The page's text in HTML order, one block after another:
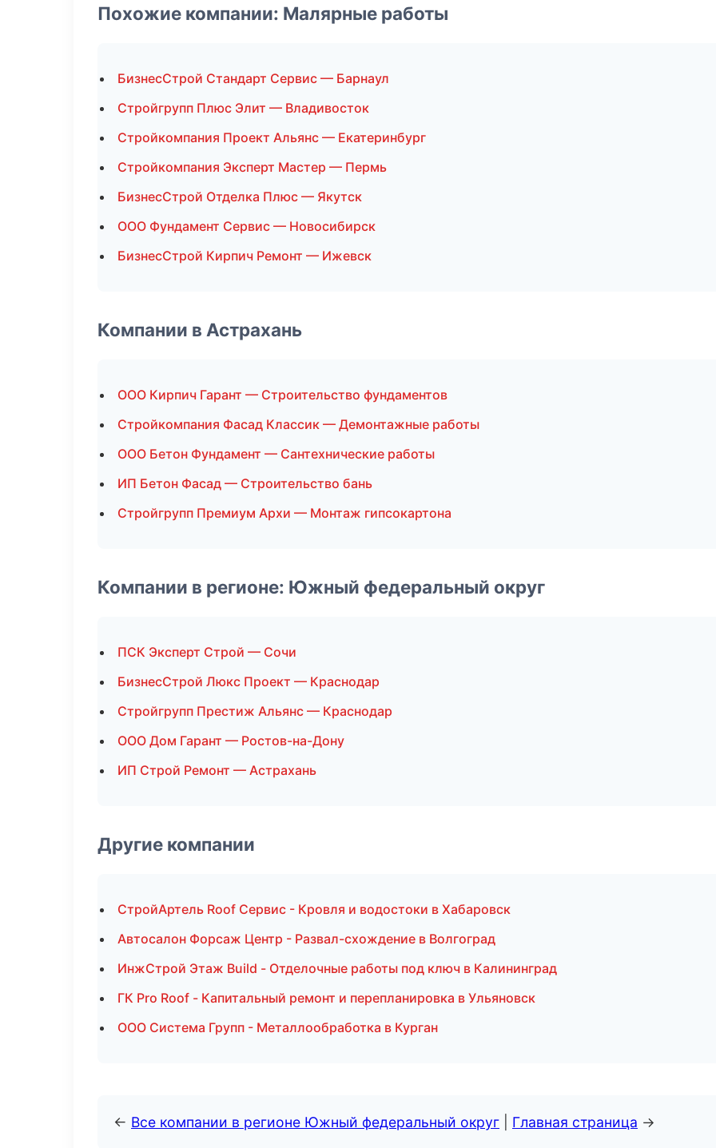
Похожие компании: Малярные работы
БизнесСтрой Стандарт Сервис — Барнаул
Стройгрупп Плюс Элит — Владивосток
Стройкомпания Проект Альянс — Екатеринбург
Стройкомпания Эксперт Мастер — Пермь
БизнесСтрой Отделка Плюс — Якутск
ООО Фундамент Сервис — Новосибирск
БизнесСтрой Кирпич Ремонт — Ижевск
Компании в Астрахань
ООО Кирпич Гарант — Строительство фундаментов
Стройкомпания Фасад Классик — Демонтажные работы
ООО Бетон Фундамент — Сантехнические работы
ИП Бетон Фасад — Строительство бань
Стройгрупп Премиум Архи — Монтаж гипсокартона
Компании в регионе: Южный федеральный округ
ПСК Эксперт Строй — Сочи
БизнесСтрой Люкс Проект — Краснодар
Стройгрупп Престиж Альянс — Краснодар
ООО Дом Гарант — Ростов-на-Дону
ИП Строй Ремонт — Астрахань
Другие компании
СтройАртель Roof Сервис - Кровля и водостоки в Хабаровск
Автосалон Форсаж Центр - Развал-схождение в Волгоград
ИнжСтрой Этаж Build - Отделочные работы под ключ в Калининград
ГК Pro Roof - Капитальный ремонт и перепланировка в Ульяновск
ООО Система Групп - Металлообработка в Курган
← Все компании в регионе Южный федеральный округ Главная страница →